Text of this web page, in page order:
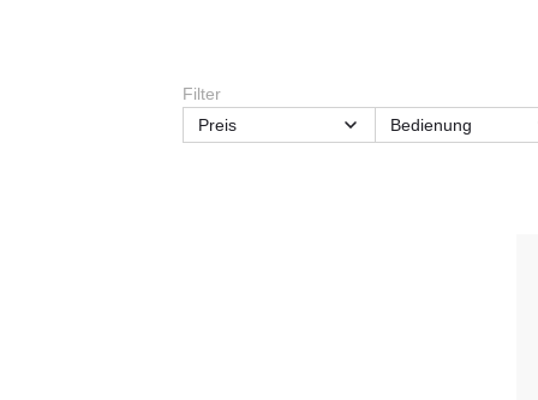
Filter
Preis
Bedienung